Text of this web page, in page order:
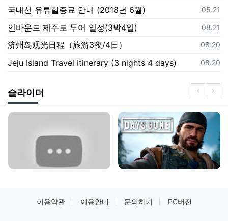
등록일
05.21
국내선 유류할증료 안내 (2018년 6월)
등록일
08.21
인바운드 제주도 투어 일정(3박4일)
등록일
08.20
济州岛观光日程（旅游3夜/4日）
등록일
08.20
Jeju Island Travel Itinerary (3 nights 4 days)
슬라이더
이용약관 이용안내 문의하기 PC버전